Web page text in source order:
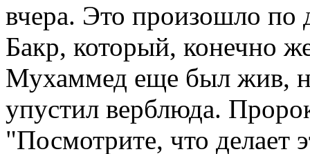
вчера. Это произошло по
Бакр, который, конечно
Мухаммед еще был жив,
упустил верблюда.
"Посмотрите, что делает